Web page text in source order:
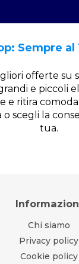
Sempre al
offerte su
e piccoli
e ritira
scegli la
tua.
Chi siamo
Privacy policy
Cookie policy